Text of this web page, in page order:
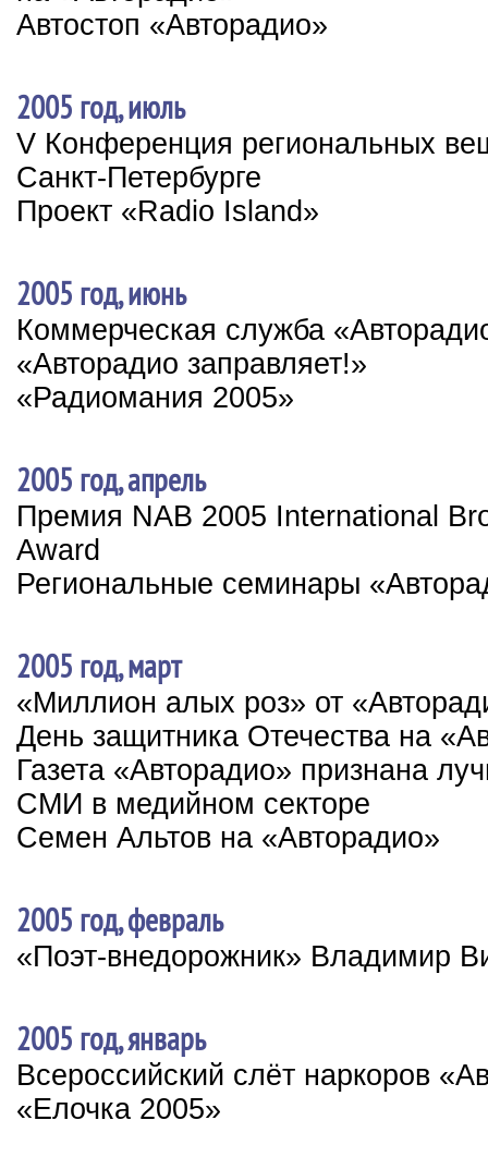
Автостоп «Авторадио»
2005 год, июль
V Конференция региональных
Санкт-Петербурге
Проект «Radio Island»
2005 год, июнь
Коммерческая служба
«Авторадио заправляет!»
«Радиомания 2005»
2005 год, апрель
Премия NAB 2005 International
Award
Региональные семинары
2005 год, март
«Миллион алых роз» от
День защитника Отечества на
Газета «Авторадио» признана
СМИ в медийном секторе
Семен Альтов на «Авторадио»
2005 год, февраль
«Поэт-внедорожник» Владимир
2005 год, январь
Всероссийский слёт наркоров
«Елочка 2005»